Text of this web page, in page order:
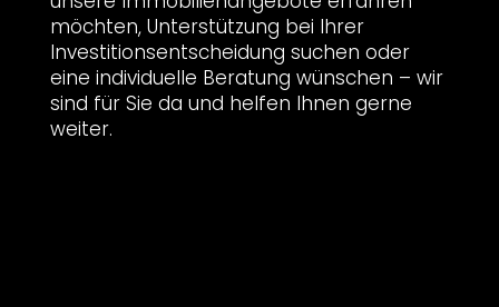
möchten, Unterstützung bei Ihrer
Investitionsentscheidung suchen oder
eine individuelle Beratung wünschen – wir
sind für Sie da und helfen Ihnen gerne
weiter.